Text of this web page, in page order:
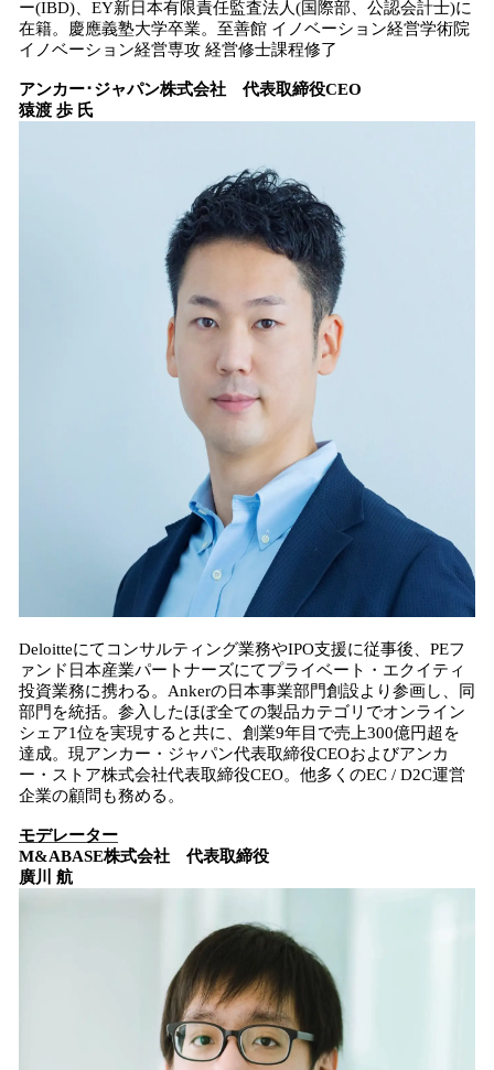
ー(IBD)、EY新日本有限責任監査法人(国際部、公認会計士)に
在籍。慶應義塾大学卒業。至善館 イノベーション経営学術院
イノベーション経営専攻 経営修士課程修了
アンカー･ジャパン株式会社 代表取締役CEO
猿渡 歩 氏
Deloitteにてコンサルティング業務やIPO支援に従事後、PEフ
ァンド日本産業パートナーズにてプライベート・エクイティ
投資業務に携わる。Ankerの日本事業部門創設より参画し、同
部門を統括。参入したほぼ全ての製品カテゴリでオンライン
シェア1位を実現すると共に、創業9年目で売上300億円超を
達成。現アンカー・ジャパン代表取締役CEOおよびアンカ
ー・ストア株式会社代表取締役CEO。他多くのEC / D2C運営
企業の顧問も務める。
モデレーター
M&ABASE株式会社 代表取締役
廣川 航